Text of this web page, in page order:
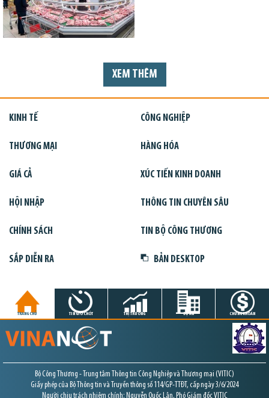
XEM THÊM
KINH TẾ CÔNG NGHIỆP
THƯƠNG MẠI HÀNG HÓA
GIÁ CẢ XÚC TIẾN KINH DOANH
HỘI NHẬP THÔNG TIN CHUYÊN SÂU
CHÍNH SÁCH TIN BỘ CÔNG THƯƠNG
SẮP DIỄN RA BẢN DESKTOP
TRANG CHỦ TIN GIỜ CHÓT THỊ TRƯỜNG DỰ ÁN CHỨNG KHOÁN
Bộ Công Thương - Trung tâm Thông tin Công Nghiệp và Thương mại (VITIC)
Giấy phép của Bộ Thông tin và Truyền thông số 114/GP-TTĐT, cấp ngày 3/6/2024
Người chịu trách nhiệm chính: Nguyễn Quốc Lân, Phó Giám đốc VITIC